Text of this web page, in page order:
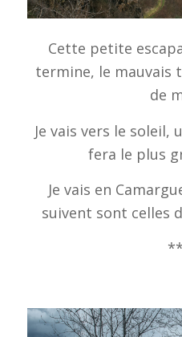
Cette petite
termine, le mauvais
de
Je vais vers le soleil,
fera le plus
Je vais en
suivent sont celles